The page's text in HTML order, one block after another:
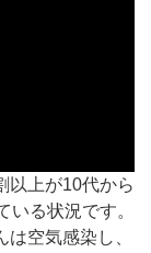
0-qU
以上が10代から
る状況です。
空気感染し、